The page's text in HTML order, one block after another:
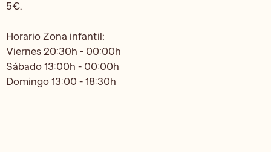
5€.
Horario Zona infantil:
Viernes 20:30h - 00:00h
Sábado 13:00h - 00:00h
Domingo 13:00 - 18:30h